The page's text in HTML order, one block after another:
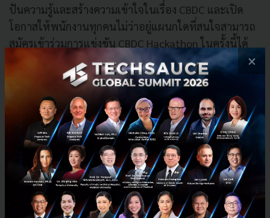
ปันความรู้และสร้างความเข้าใจในเรื่อง CBDC และเปิด
โอกาสให้พนักงานทุกคนไม่ว่าอยู่แผนกใดที่สนใจสามารถ
สมัครเข้าร่วมการแข่งขัน CBDC Hackathon ในครั้งนี้ได้
จนสามารถประสบความสำเร็จในการแข่งขันในครั้งนี้
ร่วมเป็นส่วนหนึ่งในการพัฒนาสกุลเงินดิจิทัล และขับ
เคลื่อนเศรษฐกิจของไทย
กรุงศรี เป็นสถาบันการเงินที่มีการเตรียมความพร้อมตอบ
รับและสนับสนุนให้เกิดการสร้างสรรค์นวัตกรรมการเงิน
ของไทยในทุกมิติอย่างต่อเนื่อง ทั้งภายในและภายนอก
องค์กร อาทิ
×